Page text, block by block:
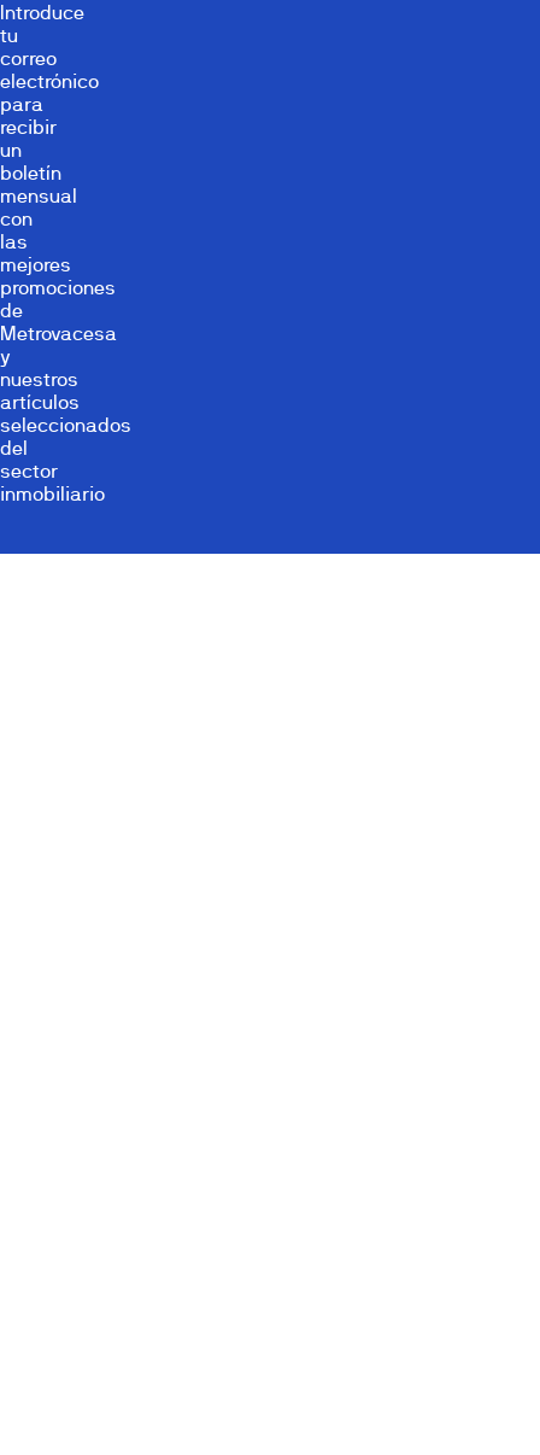
Introduce
tu
correo
electrónico
para
recibir
un
boletín
mensual
con
las
mejores
promociones
de
Metrovacesa
y
nuestros
artículos
seleccionados
del
sector
inmobiliario